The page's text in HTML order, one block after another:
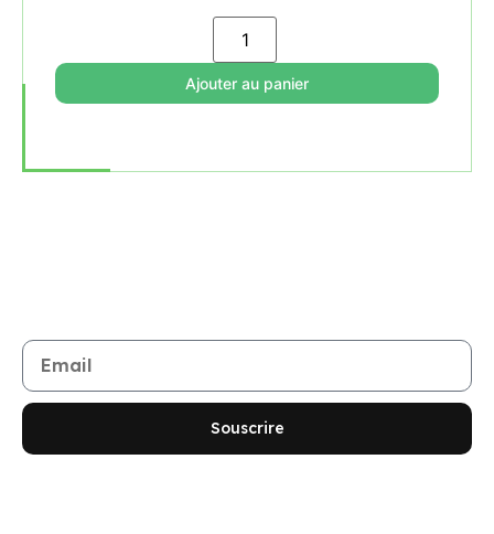
Ajouter au panier
Souscrire